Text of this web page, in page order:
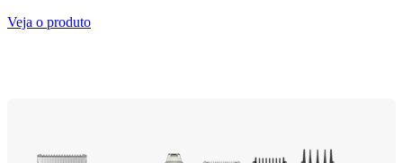
Veja o produto